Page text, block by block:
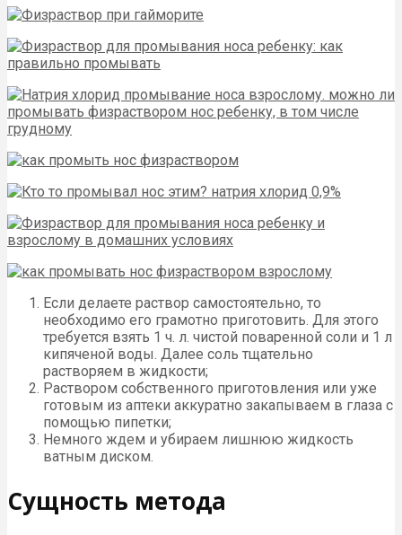
Если делаете раствор самостоятельно, то
необходимо его грамотно приготовить. Для этого
требуется взять 1 ч. л. чистой поваренной соли и 1 л
кипяченой воды. Далее соль тщательно
растворяем в жидкости;
Раствором собственного приготовления или уже
готовым из аптеки аккуратно закапываем в глаза с
помощью пипетки;
Немного ждем и убираем лишнюю жидкость
ватным диском.
Сущность метода